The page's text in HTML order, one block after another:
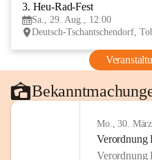
3. Heu-Rad-Fest
Sa., 29. Aug., 12:00
Deutsch-Tschantschendorf,
Mo., 30.
Verordnung
Verordnung